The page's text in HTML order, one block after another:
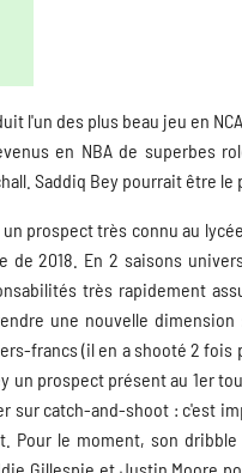
l'un des plus beau jeu en
en NBA de superbes
Saddiq Bey pourrait être le
prospect très connu au
de 2018. En 2 saisons
très rapidement
une nouvelle
francs (il en a shooté 2
un prospect présent au 1er
sur catch-and-shoot : c'est
Pour le moment, son